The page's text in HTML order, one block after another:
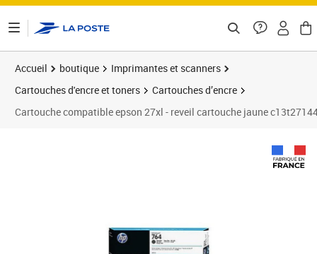
Accueil boutique
Imprimantes et scanners
Cartouches d'encre et toners
Cartouches d’encre
Cartouche compatible epson 27xl - reveil cartouche jaune